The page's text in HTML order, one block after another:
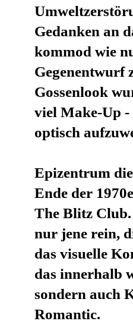
Gedanken an
kommod wie
Gegenentwurf
Gossenlook
viel Make-Up -
optisch
Epizentrum
Ende der
The Blitz
nur jene rein,
das visuelle
das innerhalb
sondern auch
Romantic.